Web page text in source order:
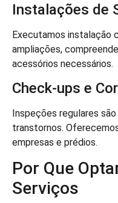
Instalações de
Executamos instalação
ampliações,
acessórios necessários.
Check-ups e
Inspeções regulares
transtornos.
empresas e prédios.
Por Que
Serviços